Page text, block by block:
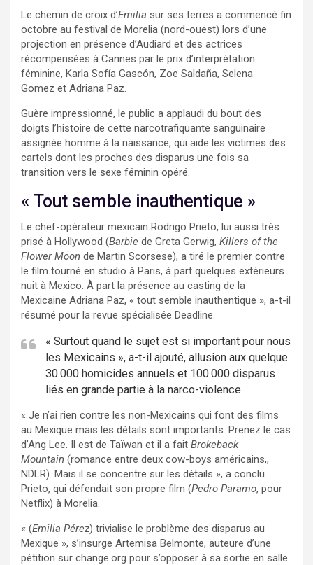
Le chemin de croix d’Emilia sur ses terres a commencé fin
octobre au festival de Morelia (nord-ouest) lors d’une
projection en présence d’Audiard et des actrices
récompensées à Cannes par le prix d’interprétation
féminine, Karla Sofía Gascón, Zoe Saldaña, Selena
Gomez et Adriana Paz.
Guère impressionné, le public a applaudi du bout des
doigts l’histoire de cette narcotrafiquante sanguinaire
assignée homme à la naissance, qui aide les victimes des
cartels dont les proches des disparus une fois sa
transition vers le sexe féminin opéré.
« Tout semble inauthentique »
Le chef-opérateur mexicain Rodrigo Prieto, lui aussi très
prisé à Hollywood (Barbie de Greta Gerwig, Killers of the
Flower Moon de Martin Scorsese), a tiré le premier contre
le film tourné en studio à Paris, à part quelques extérieurs
nuit à Mexico. À part la présence au casting de la
Mexicaine Adriana Paz, « tout semble inauthentique », a-t-il
résumé pour la revue spécialisée Deadline.
« Surtout quand le sujet est si important pour nous
les Mexicains », a-t-il ajouté, allusion aux quelque
30.000 homicides annuels et 100.000 disparus
liés en grande partie à la narco-violence.
« Je n’ai rien contre les non-Mexicains qui font des films
au Mexique mais les détails sont importants. Prenez le cas
d’Ang Lee. Il est de Taïwan et il a fait Brokeback
Mountain (romance entre deux cow-boys américains,,
NDLR). Mais il se concentre sur les détails », a conclu
Prieto, qui défendait son propre film (Pedro Paramo, pour
Netflix) à Morelia.
« (Emilia Pérez) trivialise le problème des disparus au
Mexique », s’insurge Artemisa Belmonte, auteure d’une
pétition sur change.org pour s’opposer à sa sortie en salle